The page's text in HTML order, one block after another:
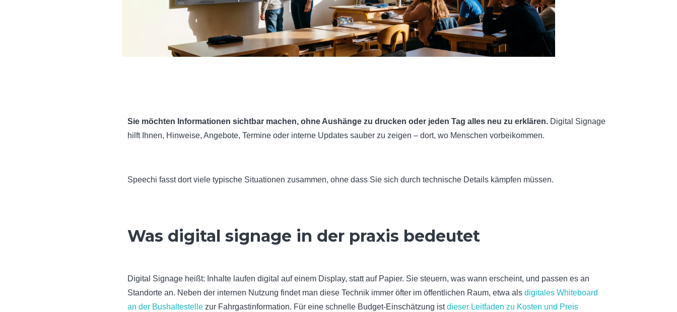
Sie möchten Informationen sichtbar machen, ohne Aushänge zu drucken oder jeden Tag alles neu zu erklären. Digital Signage
hilft Ihnen, Hinweise, Angebote, Termine oder interne Updates sauber zu zeigen – dort, wo Menschen vorbeikommen.
Speechi fasst dort viele typische Situationen zusammen, ohne dass Sie sich durch technische Details kämpfen müssen.
Was digital signage in der praxis bedeutet
Digital Signage heißt: Inhalte laufen digital auf einem Display, statt auf Papier. Sie steuern, was wann erscheint, und passen es an
Standorte an. Neben der internen Nutzung findet man diese Technik immer öfter im öffentlichen Raum, etwa alsdigitales Whiteboard
an der Bushaltestelle zur Fahrgastinformation. Für eine schnelle Budget-Einschätzung istdieser Leitfaden zu Kosten und Preis